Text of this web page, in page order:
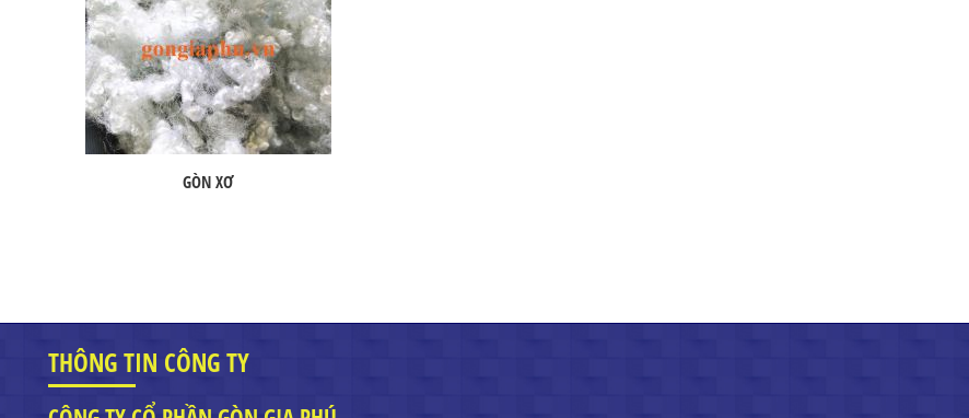
GÒN XƠ
THÔNG TIN CÔNG TY